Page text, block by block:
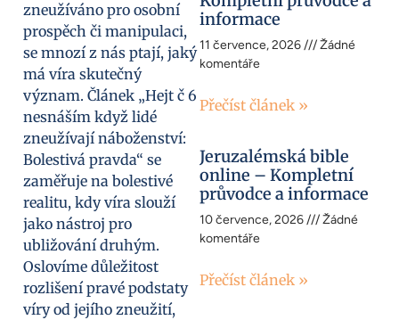
zneužíváno pro osobní
prospěch či manipulaci,
se mnozí z nás ptají, jaký
má víra skutečný
význam. Článek „Hejt č 6
nesnáším když lidé
zneužívají náboženství:
Bolestivá pravda“ se
zaměřuje na bolestivé
realitu, kdy víra slouží
jako nástroj pro
ubližování druhým.
Oslovíme důležitost
rozlišení pravé podstaty
víry od jejího zneužití,
informace
11 července, 2026
Žádné
komentáře
Přečíst článek »
Jeruzalémská bible
online – Kompletní
průvodce a informace
10 července, 2026
Žádné
komentáře
Přečíst článek »